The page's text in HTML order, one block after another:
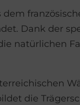
Dank der
natürlichen
die